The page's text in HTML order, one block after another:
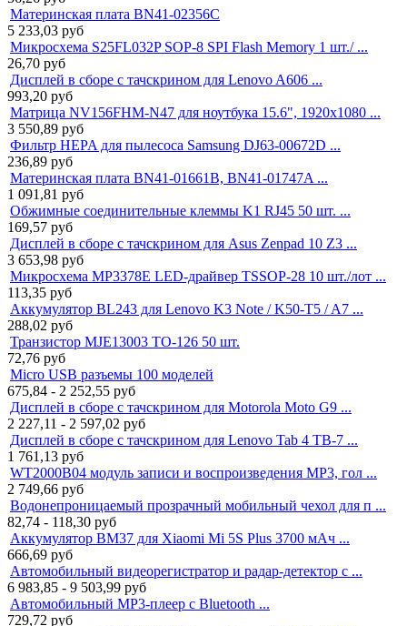
Материнская плата BN41-02356C
5 233,03 руб
Микросхема S25FL032P SOP-8 SPI Flash Memory 1 шт./ ...
26,70 руб
Дисплей в сборе с тачскрином для Lenovo A606 ...
993,20 руб
Матрица NV156FHM-N47 для ноутбука 15.6", 1920x1080 ...
3 550,89 руб
Фильтр HEPA для пылесоса Samsung DJ63-00672D ...
236,89 руб
Материнская плата BN41-01661B, BN41-01747A ...
1 091,81 руб
Обжимные соединительные клеммы K1 RJ45 50 шт. ...
169,57 руб
Дисплей в сборе с тачскрином для Asus Zenpad 10 Z3 ...
3 653,98 руб
Микросхема MP3378E LED-драйвер TSSOP-28 10 шт./лот ...
113,35 руб
Аккумулятор BL243 для Lenovo K3 Note / K50-T5 / A7 ...
288,02 руб
Транзистор MJE13003 TO-126 50 шт.
72,76 руб
Micro USB разъемы 100 моделей
675,84 - 2 252,55 руб
Дисплей в сборе с тачскрином для Motorola Moto G9 ...
2 227,11 - 2 597,02 руб
Дисплей в сборе с тачскрином для Lenovo Tab 4 TB-7 ...
1 761,13 руб
WT2000B04 модуль записи и воспроизведения MP3, гол ...
2 749,66 руб
Водонепроницаемый прозрачный мобильный чехол для п ...
82,74 - 118,30 руб
Аккумулятор BM37 для Xiaomi Mi 5S Plus 3700 мАч ...
666,69 руб
Автомобильный видеорегистратор и радар-детектор с ...
6 983,85 - 9 503,99 руб
Автомобильный MP3-плеер с Bluetooth ...
729,72 руб